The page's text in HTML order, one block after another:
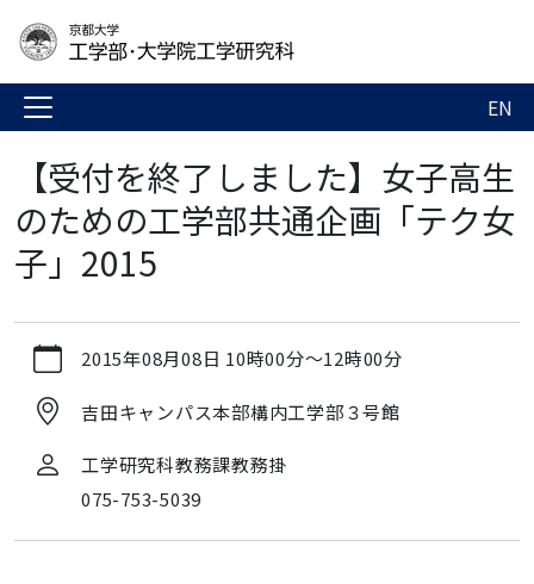
EN
【受付を終了しました】女子高生
のための工学部共通企画「テク女
子」2015
u.ac.jp/ja/news-
付
を
了
2015年08月08日 10時00分～12時00分
吉田キャンパス本部構内工学部３号館
工学研究科教務課教務掛
075-753-5039